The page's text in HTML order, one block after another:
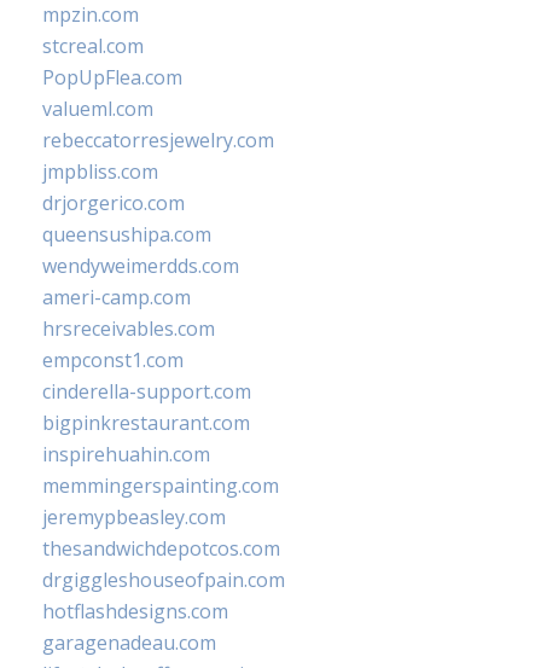
mpzin.com
stcreal.com
PopUpFlea.com
valueml.com
rebeccatorresjewelry.com
jmpbliss.com
drjorgerico.com
queensushipa.com
wendyweimerdds.com
ameri-camp.com
hrsreceivables.com
empconst1.com
cinderella-support.com
bigpinkrestaurant.com
inspirehuahin.com
memmingerspainting.com
jeremypbeasley.com
thesandwichdepotcos.com
drgiggleshouseofpain.com
hotflashdesigns.com
garagenadeau.com